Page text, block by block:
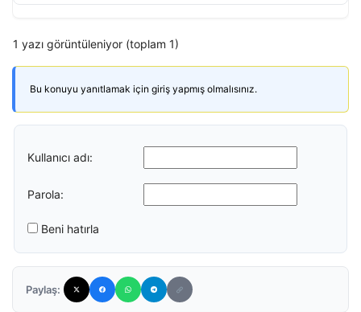
1 yazı görüntüleniyor (toplam 1)
Bu konuyu yanıtlamak için giriş yapmış olmalısınız.
Kullanıcı adı:
Parola:
Beni hatırla
Paylaş: